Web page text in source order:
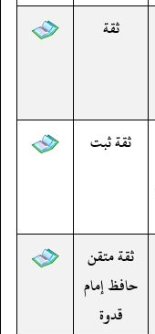
ثقة
ثقة ثبت
ثقة متقن
حافظ إمام
قدوة